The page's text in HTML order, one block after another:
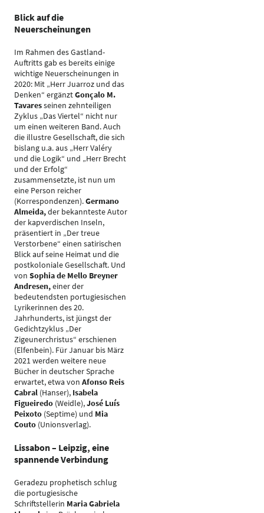
Blick auf die
Neuerscheinungen
Im Rahmen des Gastland-
Auftritts gab es bereits einige
wichtige Neuerscheinungen in
2020: Mit „Herr Juarroz und das
Denken“ ergänztGonçalo M.
Tavaresseinen zehnteiligen
Zyklus „Das Viertel“ nicht nur
um einen weiteren Band. Auch
die illustre Gesellschaft, die sich
bislang u.a. aus „Herr Valéry
und die Logik“ und „Herr Brecht
und der Erfolg“
zusammensetzte, ist nun um
eine Person reicher
(Korrespondenzen).Germano
Almeida,der bekannteste Autor
der kapverdischen Inseln,
präsentiert in „Der treue
Verstorbene“ einen satirischen
Blick auf seine Heimat und die
postkoloniale Gesellschaft. Und
von Sophia de Mello Breyner
Andresen,einer der
bedeutendsten portugiesischen
Lyrikerinnen des 20.
Jahrhunderts, ist jüngst der
Gedichtzyklus „Der
Zigeunerchristus“ erschienen
(Elfenbein). Für Januar bis März
2021 werden weitere neue
Bücher in deutscher Sprache
erwartet, etwa von Afonso Reis
Cabral (Hanser), Isabela
Figueiredo (Weidle),José Luís
Peixoto (Septime) und Mia
Couto (Unionsverlag).
Lissabon – Leipzig, eine
spannende Verbindung
Geradezu prophetisch schlug
die portugiesische
Schriftstellerin Maria Gabriela